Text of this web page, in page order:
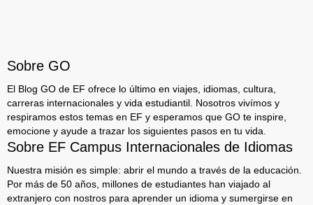
Sobre GO
El Blog GO de EF ofrece lo último en viajes, idiomas, cultura,
carreras internacionales y vida estudiantil. Nosotros vivímos y
respiramos estos temas en EF y esperamos que GO te inspire,
emocione y ayude a trazar los siguientes pasos en tu vida.
Sobre EF Campus Internacionales de Idiomas
Nuestra misión es simple: abrir el mundo a través de la educación.
Por más de 50 años, millones de estudiantes han viajado al
extranjero con nostros para aprender un idioma y sumergirse en